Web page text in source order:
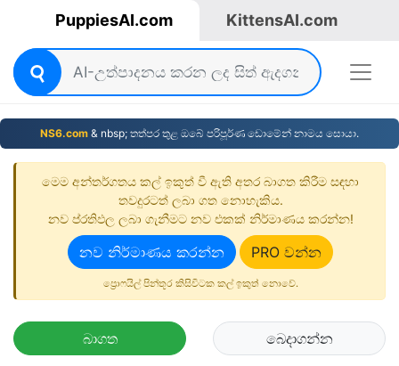
PuppiesAI.com KittensAI.com
NS6.com & nbsp; තත්පර තුළ ඔබේ පරිපූර්ණ ඩොමේන් නාමය සොයා.
මෙම අන්තර්ගතය කල් ඉකුත් වී ඇති අතර බාගත කිරීම සඳහා
තවදුරටත් ලබා ගත නොහැකිය.
නව ප්රතිඵල ලබා ගැනීමට නව එකක් නිර්මාණය කරන්න!
නව නිර්මාණය කරන්න PRO වන්න
ප්‍රොෆයිල් පින්තූර කිසිවිටක කල් ඉකුත් නොවේ.
බාගත බෙදාගන්න